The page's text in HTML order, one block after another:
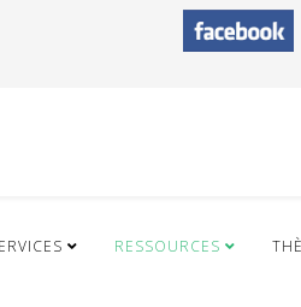
RESSOURCES